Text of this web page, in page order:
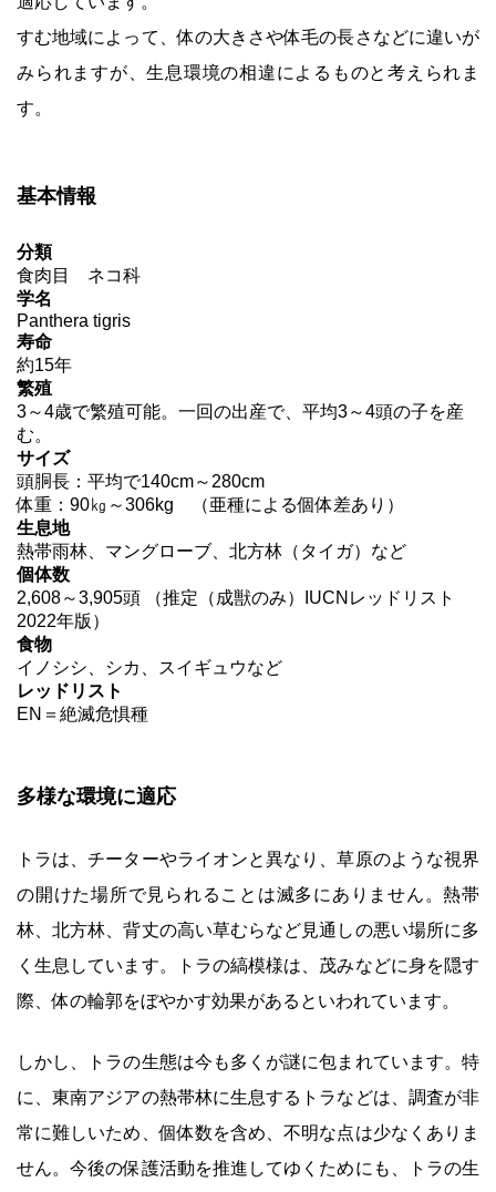
すむ地域によって、体の大きさや体毛の長さなどに違いが
みられますが、生息環境の相違によるものと考えられま
す。
基本情報
分類
食肉目 ネコ科
学名
Panthera tigris
寿命
約15年
繁殖
3～4歳で繁殖可能。一回の出産で、平均3～4頭の子を産
む。
サイズ
頭胴長：平均で140cm～280cm
体重：90㎏～306kg （亜種による個体差あり）
生息地
熱帯雨林、マングローブ、北方林（タイガ）など
個体数
2,608～3,905頭 （推定（成獣のみ）IUCNレッドリスト
2022年版）
食物
イノシシ、シカ、スイギュウなど
レッドリスト
EN＝絶滅危惧種
多様な環境に適応
トラは、チーターやライオンと異なり、草原のような視界
の開けた場所で見られることは滅多にありません。熱帯
林、北方林、背丈の高い草むらなど見通しの悪い場所に多
く生息しています。トラの縞模様は、茂みなどに身を隠す
際、体の輪郭をぼやかす効果があるといわれています。
しかし、トラの生態は今も多くが謎に包まれています。特
に、東南アジアの熱帯林に生息するトラなどは、調査が非
常に難しいため、個体数を含め、不明な点は少なくありま
せん。今後の保護活動を推進してゆくためにも、トラの生